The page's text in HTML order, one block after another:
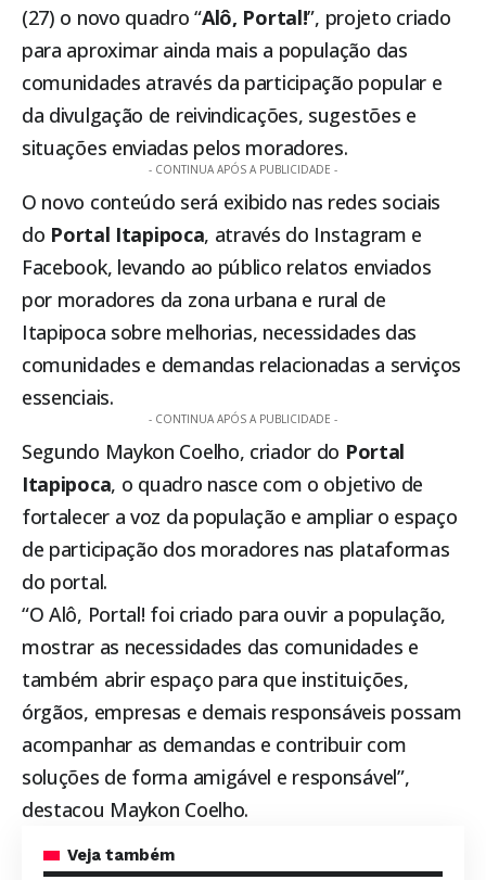
(27) o novo quadro “Alô, Portal!”, projeto criado
para aproximar ainda mais a população das
comunidades através da participação popular e
da divulgação de reivindicações, sugestões e
situações enviadas pelos moradores.
- CONTINUA APÓS A PUBLICIDADE -
O novo conteúdo será exibido nas redes sociais
do Portal Itapipoca, através do Instagram e
Facebook, levando ao público relatos enviados
por moradores da zona urbana e rural de
Itapipoca sobre melhorias, necessidades das
comunidades e demandas relacionadas a serviços
essenciais.
- CONTINUA APÓS A PUBLICIDADE -
Segundo Maykon Coelho, criador do Portal
Itapipoca, o quadro nasce com o objetivo de
fortalecer a voz da população e ampliar o espaço
de participação dos moradores nas plataformas
do portal.
“O Alô, Portal! foi criado para ouvir a população,
mostrar as necessidades das comunidades e
também abrir espaço para que instituições,
órgãos, empresas e demais responsáveis possam
acompanhar as demandas e contribuir com
soluções de forma amigável e responsável”,
destacou Maykon Coelho.
Veja também